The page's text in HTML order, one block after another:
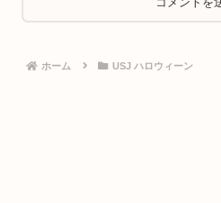
ホーム USJ ハロウィーン